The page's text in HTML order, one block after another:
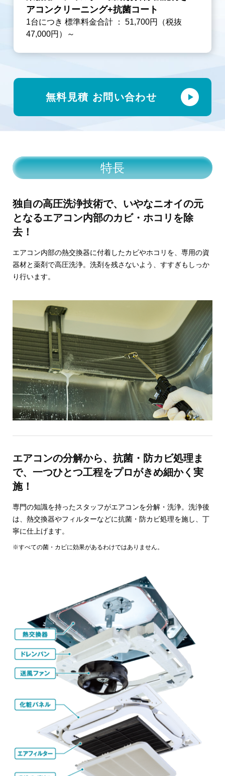
アコンクリーニング+抗菌コート
1台につき 標準料金合計 ： 51,700円（税抜
47,000円）～
無料見積 お問い合わせ
特長
独自の高圧洗浄技術で、いやなニオイの元
となるエアコン内部のカビ・ホコリを除
去！
エアコン内部の熱交換器に付着したカビやホコリを、専用の資
器材と薬剤で高圧洗浄。洗剤を残さないよう、すすぎもしっか
り行います。
エアコンの分解から、抗菌・防カビ処理ま
で、一つひとつ工程をプロがきめ細かく実
施！
専門の知識を持ったスタッフがエアコンを分解・洗浄。洗浄後
は、熱交換器やフィルターなどに抗菌・防カビ処理を施し、丁
寧に仕上げます。
※すべての菌・カビに効果があるわけではありません。